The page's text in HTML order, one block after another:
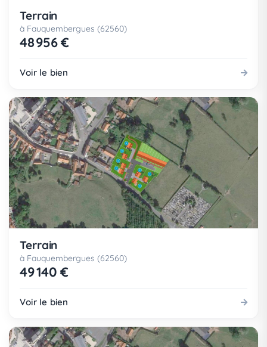
Terrain
à Fauquembergues (62560)
48 956 €
Voir le bien
Terrain
à Fauquembergues (62560)
49 140 €
Voir le bien